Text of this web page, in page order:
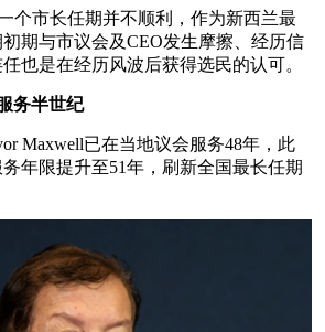
个市长任期并不顺利，作为新西兰最
期与市议会及CEO发生摩擦、经历信
也是在经历风波后获得选民的认可。
务半世纪
Maxwell已在当地议会服务48年，此
年限提升至51年，刷新全国最长任期